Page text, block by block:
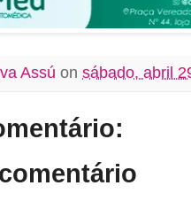
Assú on sábado, abril